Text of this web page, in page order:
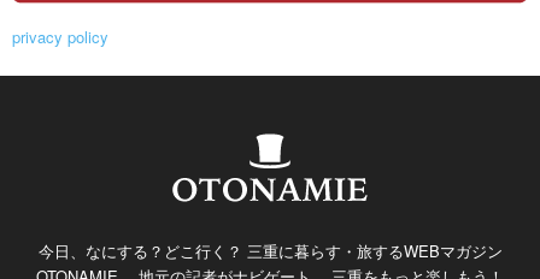
privacy policy
今日、なにする？どこ行く？ 三重に暮らす・旅するWEBマガジン